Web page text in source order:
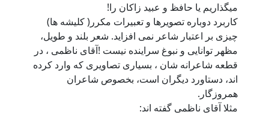
میگذاریم یا حافظ و عبید زاکان را!
کاربرد دوباره تصویرها و تعبیرات مکرر( کلیشه ها)
چیزی بر اعتبار شاعر نمی افزاید. شعر بلند و طویل،
مظهر توانایی و نبوغ سراینده نیست !آقای ناظمی ، در
قطعه شاعرانه شان ، بسیاری تصاویری که وارد کرده
اند، دستاورد دیگران است، بخصوص شاعران
همروزگار.
مثلا آقای ناظمی گفته اند: